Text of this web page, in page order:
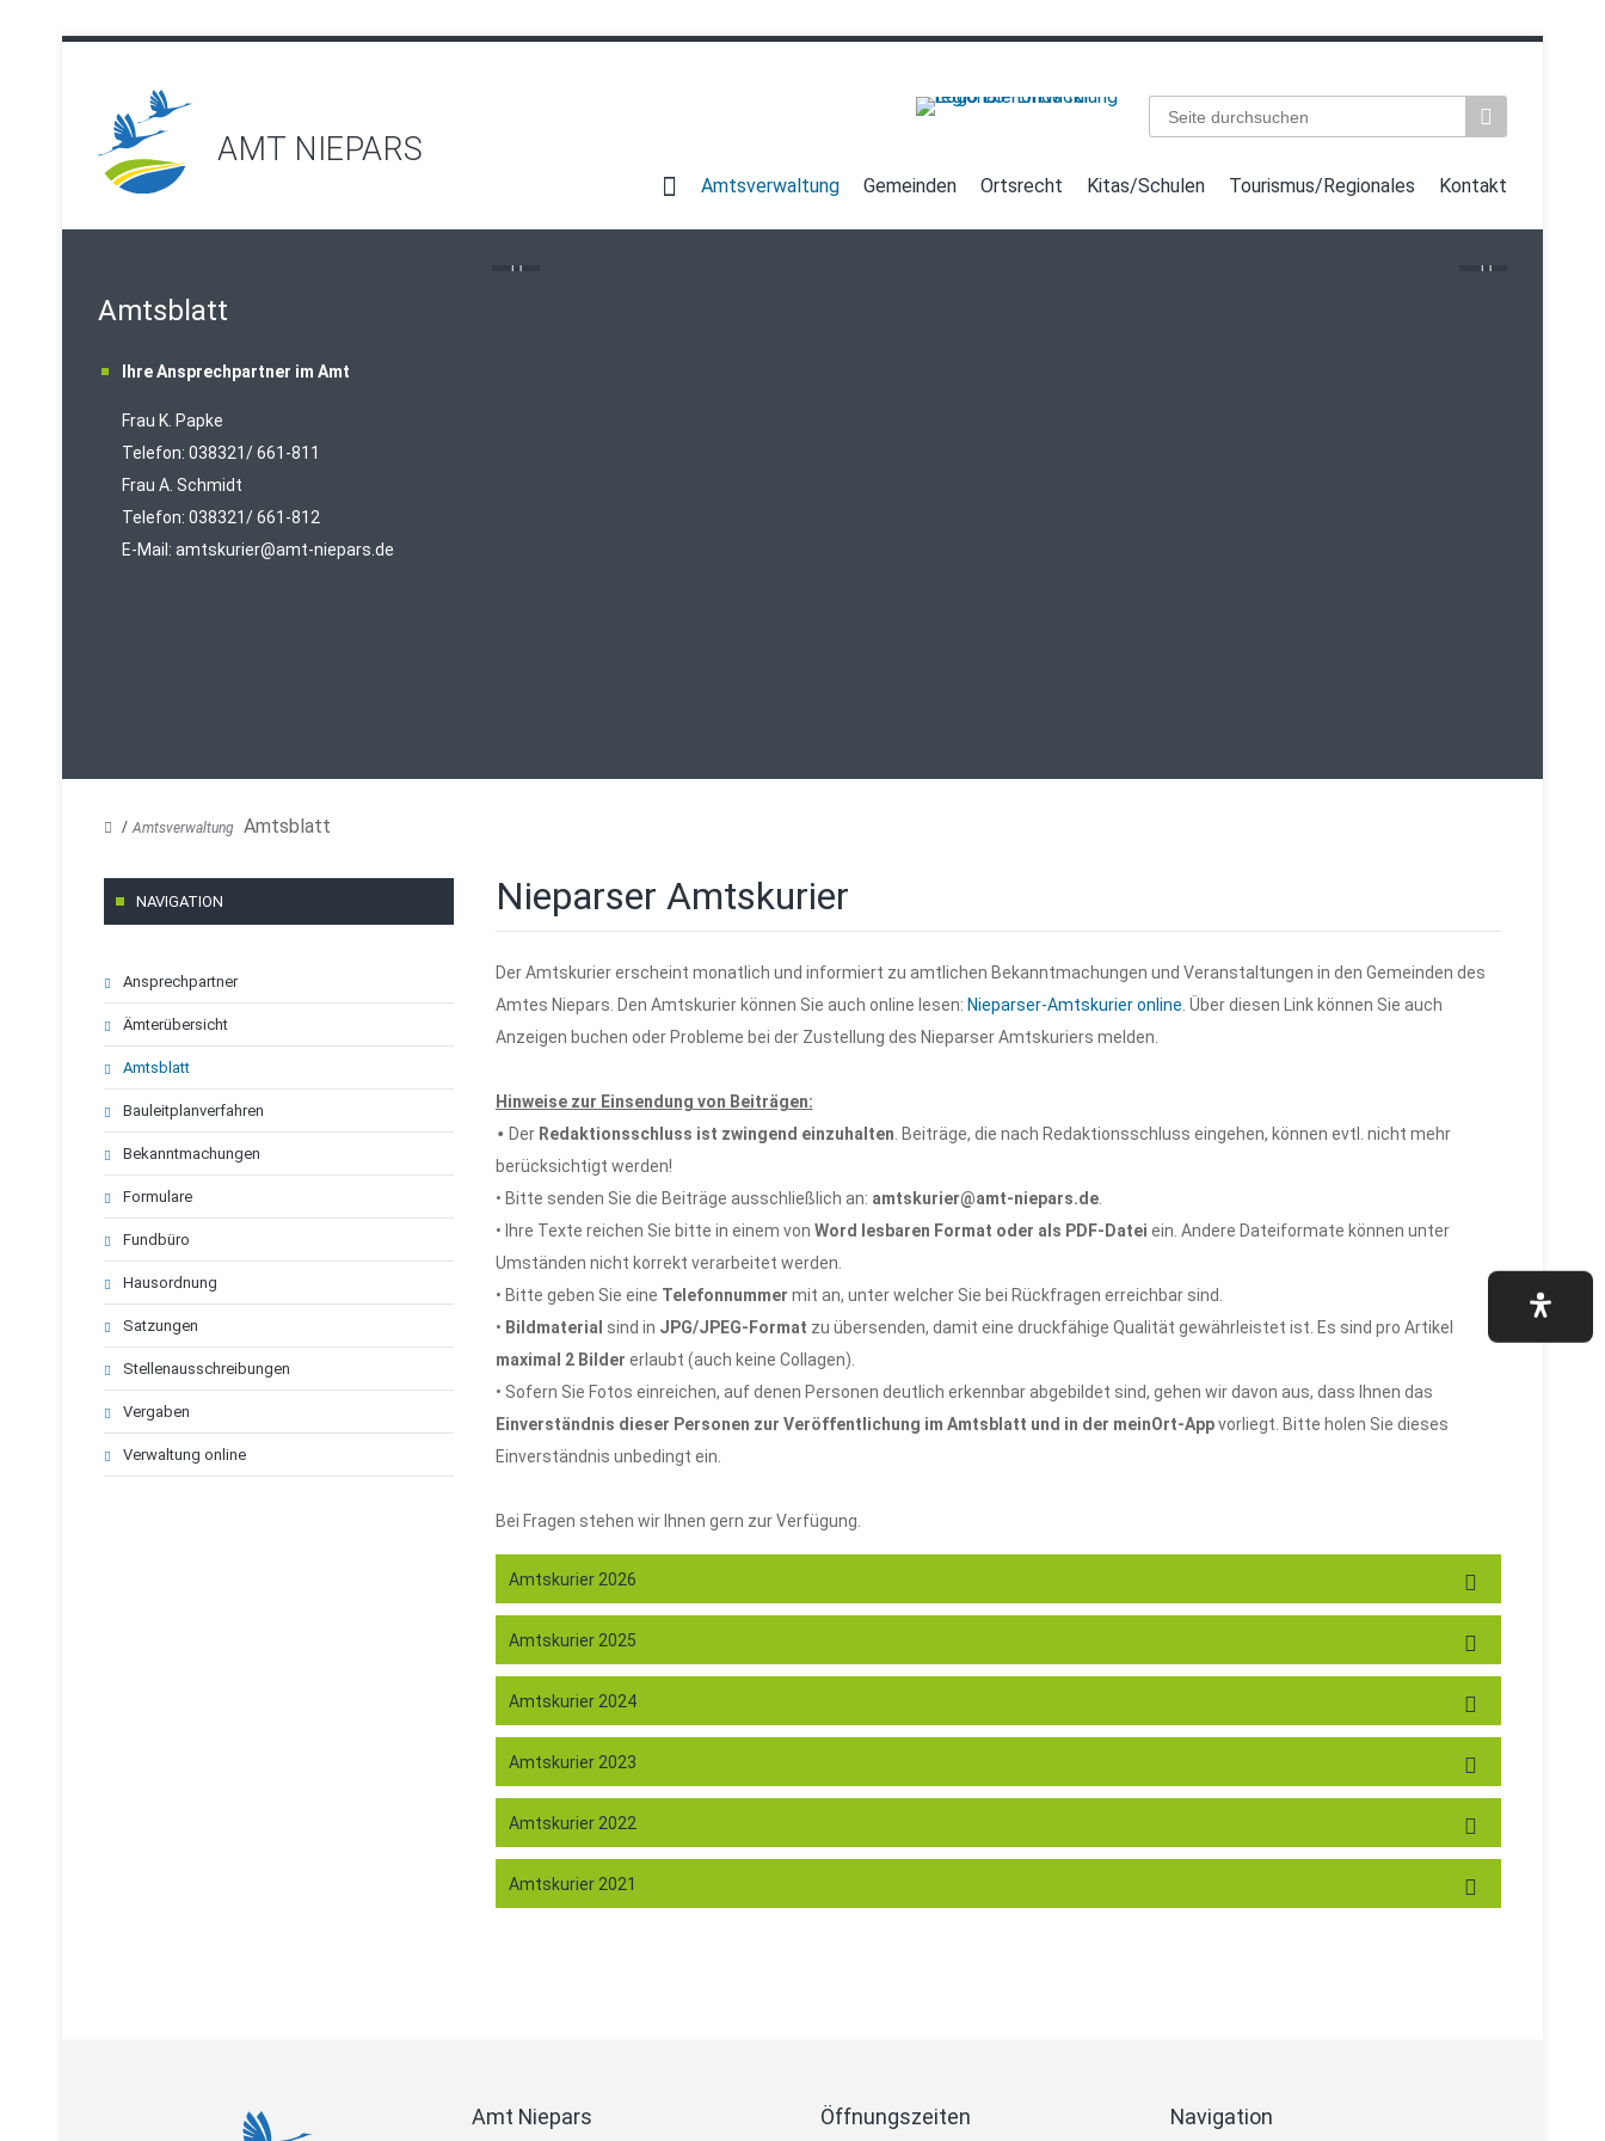
AMT NIEPARS
Suchbegriffe
überspringenAmtsverwaltung Gemeinden Ortsrecht Kitas/Schulen Tourismus/Regionales Kontakt
Amtsblatt
Ihre Ansprechpartner im Amt
Frau K. Papke
Telefon: 038321/ 661-811
Frau A. Schmidt
Telefon: 038321/ 661-812
E-Mail: amtskurier@amt-niepars.de
Amtsverwaltung Amtsblatt
Nieparser Amtskurier
Der Amtskurier erscheint monatlich und informiert zu amtlichen Bekanntmachungen und Veranstaltungen in den Gemeinden des
Amtes Niepars. Den Amtskurier können Sie auch online lesen: Nieparser-Amtskurier online . Über diesen Link können Sie auch
Anzeigen buchen oder Probleme bei der Zustellung des Nieparser Amtskuriers melden.
Hinweise zur Einsendung von Beiträgen:
• Der Redaktionsschluss ist zwingend einzuhalten . Beiträge, die nach Redaktionsschluss eingehen, können evtl. nicht mehr
berücksichtigt werden!
• Bitte senden Sie die Beiträge ausschließlich an: amtskurier@amt-niepars.de.
• Ihre Texte reichen Sie bitte in einem von Word lesbaren Format oder als PDF-Datei ein. Andere Dateiformate können unter
Umständen nicht korrekt verarbeitet werden.
• Bitte geben Sie eine Telefonnummer mit an, unter welcher Sie bei Rückfragen erreichbar sind.
• Bildmaterial sind in JPG/JPEG-Format zu übersenden, damit eine druckfähige Qualität gewährleistet ist. Es sind pro Artikel
maximal 2 Bilder erlaubt (auch keine Collagen).
• Sofern Sie Fotos einreichen, auf denen Personen deutlich erkennbar abgebildet sind, gehen wir davon aus, dass Ihnen das
Einverständnis dieser Personen zur Veröffentlichung im Amtsblatt und in der meinOrt-Appvorliegt. Bitte holen Sie dieses
Einverständnis unbedingt ein.
Bei Fragen stehen wir Ihnen gern zur Verfügung.
Amtskurier 2026
Amtskurier 2025
Amtskurier 2024
Amtskurier 2023
Amtskurier 2022
Amtskurier 2021
NAVIGATION
Navigation
überspringen
Ansprechpartner
Ämterübersicht
Amtsblatt
Bauleitplanverfahren
Bekanntmachungen
Formulare
Fundbüro
Hausordnung
Satzungen
Stellenausschreibungen
Vergaben
Verwaltung online
Amt Niepars Öffnungszeiten Navigation